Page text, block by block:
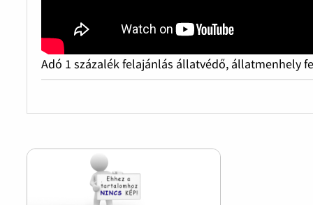
Adó 1 százalék felajánlás állatvédő, állatmenhely